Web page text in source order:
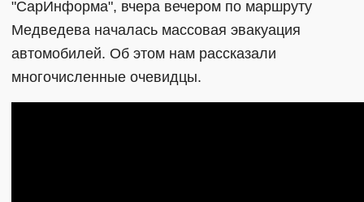
"СарИнформа", вчера вечером по маршруту
Медведева началась массовая эвакуация
автомобилей. Об этом нам рассказали
многочисленные очевидцы.